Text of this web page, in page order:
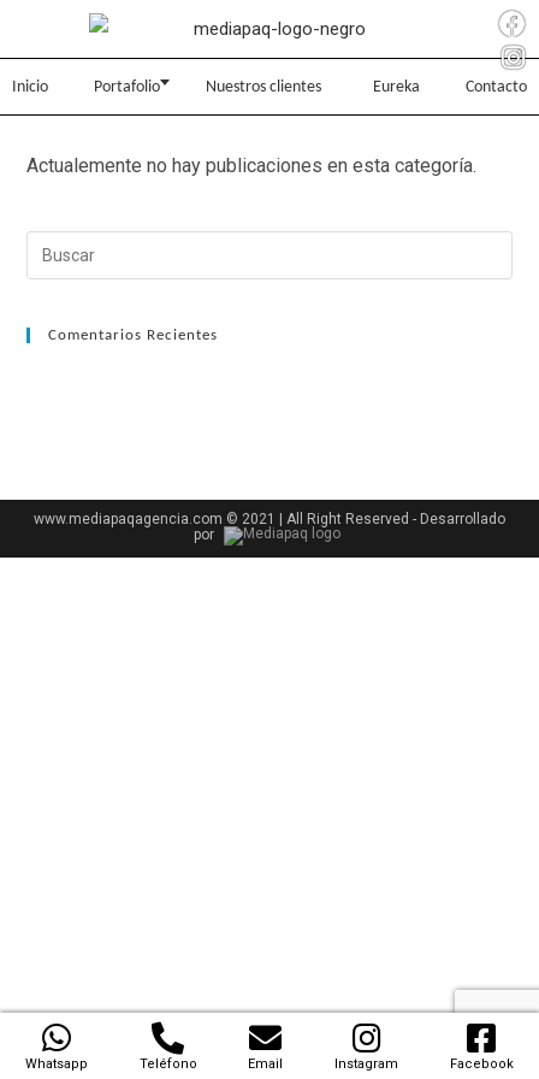
Inicio Portafolio Nuestros clientes Eureka Contacto
Actualemente no hay publicaciones en esta categoría.
Comentarios Recientes
www.mediapaqagencia.com © 2021 | All Right Reserved - Desarrollado
por
Whatsapp Teléfono Email Instagram Facebook